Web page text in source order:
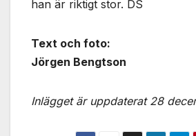
han är riktigt stor. DS
Text och foto:
Jörgen Bengtson
Inlägget är uppdaterat 28